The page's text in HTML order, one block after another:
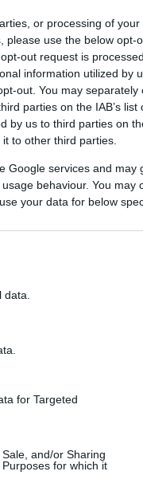
or processing of
please use the below opt-
out request is
information utilized by
out. You may separately
parties on the IAB’s list
by us to third parties on
to other third parties.
Google services and may
behaviour. You may
your data for below
for Targeted
and/or Sharing
for which it
dei rifiuti
come una
molte
questione più
dei cittadini alle